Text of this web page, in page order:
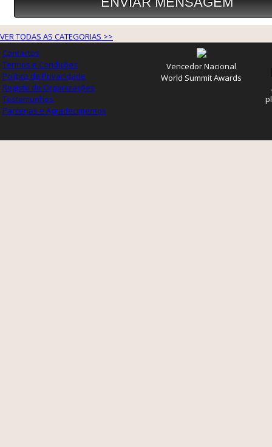
VER TODAS AS CATEGORIAS >>
Contactos
Termos e Condições
Política de Privacidade
Registo de Organizações
Testemunhos
Parcerias e Agradecimentos
Vencedor Nacional
World Summit Awards